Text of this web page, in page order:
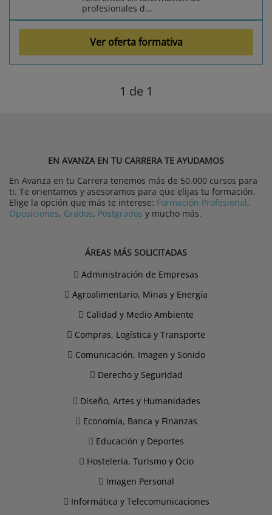
profesionales d...
Ver oferta formativa
1 de 1
EN AVANZA EN TU CARRERA TE AYUDAMOS
En Avanza en tu Carrera tenemos más de 50.000 cursos para
ti. Te orientamos y asesoramos para que elijas tu formación.
Elige la opción que más te interese: Formación Profesional,
Oposiciones, Grados, Postgrados y mucho más.
ÁREAS MÁS SOLICITADAS
Administración de Empresas
Agroalimentario, Minas y Energía
Calidad y Medio Ambiente
Compras, Logística y Transporte
Comunicación, Imagen y Sonido
Derecho y Seguridad
Diseño, Artes y Humanidades
Economía, Banca y Finanzas
Educación y Deportes
Hostelería, Turismo y Ocio
Imagen Personal
Informática y Telecomunicaciones